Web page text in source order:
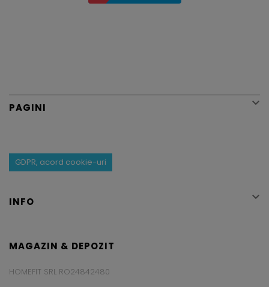
PAGINI 
GDPR, acord cookie-uri
INFO 
MAGAZIN & DEPOZIT
HOMEFIT SRL RO24842480